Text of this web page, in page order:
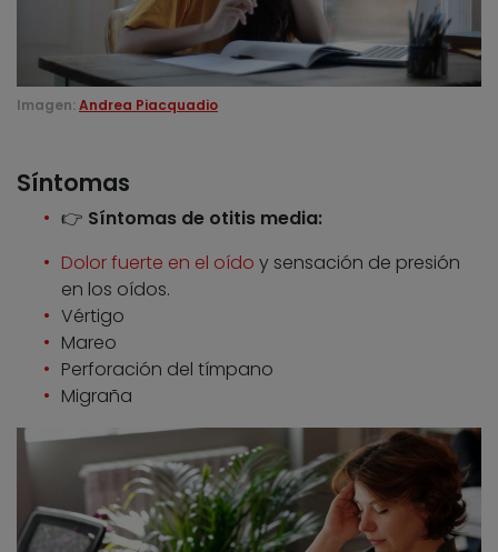
Imagen: Andrea Piacquadio
Síntomas
👉 Síntomas de otitis media:
Dolor fuerte en el oído y sensación de presión
en los oídos.
Vértigo
Mareo
Perforación del tímpano
Migraña